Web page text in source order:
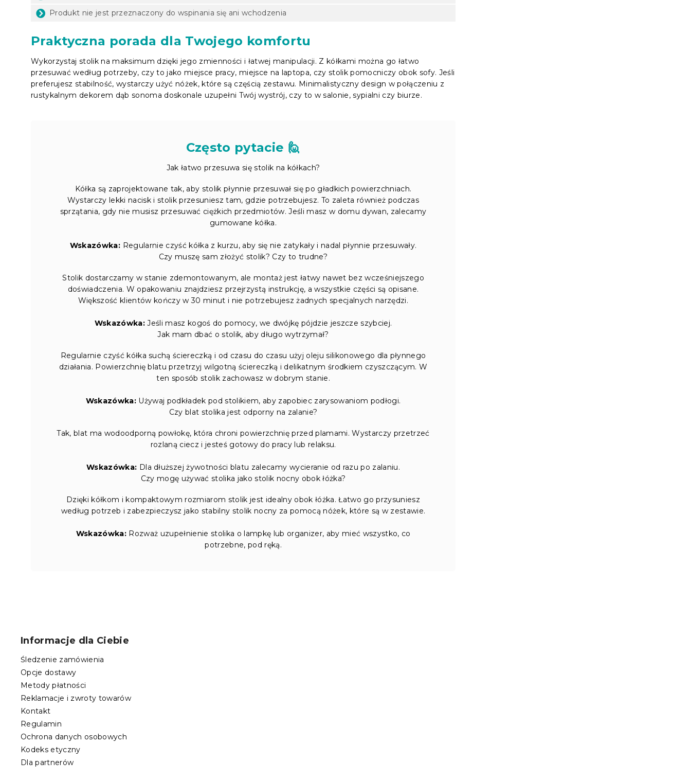
Produkt nie jest przeznaczony do wspinania się ani wchodzenia
Praktyczna porada dla Twojego komfortu
Wykorzystaj stolik na maksimum dzięki jego zmienności i łatwej manipulacji. Z kółkami można go łatwo
przesuwać według potrzeby, czy to jako miejsce pracy, miejsce na laptopa, czy stolik pomocniczy obok sofy. Jeśli
preferujesz stabilność, wystarczy użyć nóżek, które są częścią zestawu. Minimalistyczny design w połączeniu z
rustykalnym dekorem dąb sonoma doskonale uzupełni Twój wystrój, czy to w salonie, sypialni czy biurze.
Często pytacie 🙋
Jak łatwo przesuwa się stolik na kółkach?
Kółka są zaprojektowane tak, aby stolik płynnie przesuwał się po gładkich powierzchniach.
Wystarczy lekki nacisk i stolik przesuniesz tam, gdzie potrzebujesz. To zaleta również podczas
sprzątania, gdy nie musisz przesuwać ciężkich przedmiotów. Jeśli masz w domu dywan, zalecamy
gumowane kółka.
Wskazówka: Regularnie czyść kółka z kurzu, aby się nie zatykały i nadal płynnie przesuwały.
Czy muszę sam złożyć stolik? Czy to trudne?
Stolik dostarczamy w stanie zdemontowanym, ale montaż jest łatwy nawet bez wcześniejszego
doświadczenia. W opakowaniu znajdziesz przejrzystą instrukcję, a wszystkie części są opisane.
Większość klientów kończy w 30 minut i nie potrzebujesz żadnych specjalnych narzędzi.
Wskazówka: Jeśli masz kogoś do pomocy, we dwójkę pójdzie jeszcze szybciej.
Jak mam dbać o stolik, aby długo wytrzymał?
Regularnie czyść kółka suchą ściereczką i od czasu do czasu użyj oleju silikonowego dla płynnego
działania. Powierzchnię blatu przetrzyj wilgotną ściereczką i delikatnym środkiem czyszczącym. W
ten sposób stolik zachowasz w dobrym stanie.
Wskazówka: Używaj podkładek pod stolikiem, aby zapobiec zarysowaniom podłogi.
Czy blat stolika jest odporny na zalanie?
Tak, blat ma wodoodporną powłokę, która chroni powierzchnię przed plamami. Wystarczy przetrzeć
rozlaną ciecz i jesteś gotowy do pracy lub relaksu.
Wskazówka: Dla dłuższej żywotności blatu zalecamy wycieranie od razu po zalaniu.
Czy mogę używać stolika jako stolik nocny obok łóżka?
Dzięki kółkom i kompaktowym rozmiarom stolik jest idealny obok łóżka. Łatwo go przysuniesz
według potrzeb i zabezpieczysz jako stabilny stolik nocny za pomocą nóżek, które są w zestawie.
Wskazówka:Rozważ uzupełnienie stolika o lampkę lub organizer, aby mieć wszystko, co
potrzebne, pod ręką.
Informacje dla Ciebie
Śledzenie zamówienia
Opcje dostawy
Metody płatności
Reklamacje i zwroty towarów
Kontakt
Regulamin
Ochrona danych osobowych
Kodeks etyczny
Dla partnerów